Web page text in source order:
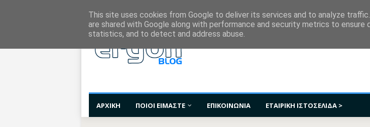
ΑΡΧΙΚΗ ΠΟΙΟΙ ΕΙΜΑΣΤΕ ΕΠΙΚΟΙΝΩΝΙΑ ΕΤΑΙΡΙΚΗ ΙΣΤΟΣΕΛΙΔΑ >
This site uses cookies from Google to deliver its services and to analyze
are shared with Google along with performance and security metrics to ensure
statistics, and to detect and address abuse.